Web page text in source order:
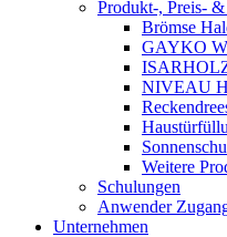
Produkt-, Preis-
Brömse
GAYKO
NIVEAU
Weitere
Schulungen
Anwender
Unternehmen